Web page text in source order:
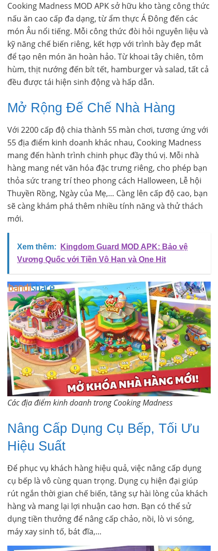
Cooking Madness MOD APK sở hữu kho tàng công thức
nấu ăn cao cấp đa dạng, từ ẩm thực Á Đông đến các
món Âu nổi tiếng. Mỗi công thức đòi hỏi nguyên liệu và
kỹ năng chế biến riêng, kết hợp với trình bày đẹp mắt
để tạo nên món ăn hoàn hảo. Từ khoai tây chiên, tôm
hùm, thịt nướng đến bít tết, hamburger và salad, tất cả
đều được tái hiện sinh động và hấp dẫn.
Mở Rộng Đế Chế Nhà Hàng
Với 2200 cấp độ chia thành 55 màn chơi, tương ứng với
55 địa điểm kinh doanh khác nhau, Cooking Madness
mang đến hành trình chinh phục đầy thú vị. Mỗi nhà
hàng mang nét văn hóa đặc trưng riêng, cho phép bạn
thỏa sức trang trí theo phong cách Halloween, Lễ hội
Thuyền Rồng, Ngày của Mẹ,… Càng lên cấp độ cao, bạn
sẽ càng khám phá thêm nhiều tính năng và thử thách
mới.
Xem thêm:
Kingdom Guard MOD APK: Bảo vệ
Vương Quốc với Tiền Vô Hạn và One Hit
Các địa điểm kinh doanh trong Cooking Madness
Nâng Cấp Dụng Cụ Bếp, Tối Ưu
Hiệu Suất
Để phục vụ khách hàng hiệu quả, việc nâng cấp dụng
cụ bếp là vô cùng quan trọng. Dụng cụ hiện đại giúp
rút ngắn thời gian chế biến, tăng sự hài lòng của khách
hàng và mang lại lợi nhuận cao hơn. Bạn có thể sử
dụng tiền thưởng để nâng cấp chảo, nồi, lò vi sóng,
máy xay sinh tố, bát đĩa,…